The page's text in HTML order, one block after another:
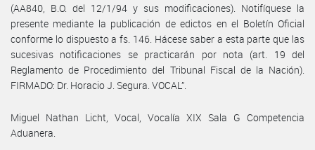
(AA840, B.O. del 12/1/94 y sus modificaciones). Notifíquese la
presente mediante la publicación de edictos en el Boletín Oficial
conforme lo dispuesto a fs. 146. Hácese saber a esta parte que las
sucesivas notificaciones se practicarán por nota (art. 19 del
Reglamento de Procedimiento del Tribunal Fiscal de la Nación).
FIRMADO: Dr. Horacio J. Segura. VOCAL”.
Miguel Nathan Licht, Vocal, Vocalía XIX Sala G Competencia
Aduanera.